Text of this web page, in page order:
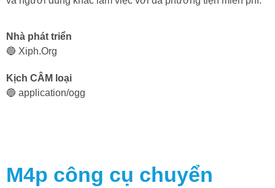
Nhà phát triển
🔵 Xiph.Org
Kịch CÂM loại
🔵 application/ogg
M4p công cụ chuyển